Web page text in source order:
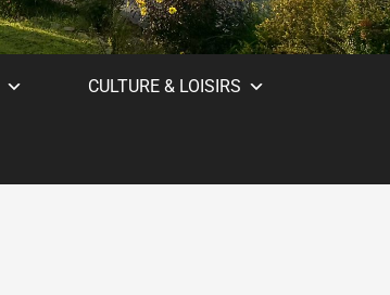
CULTURE & LOISIRS